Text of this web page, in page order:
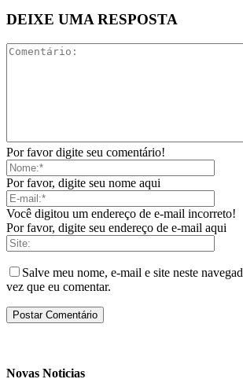
DEIXE UMA RESPOSTA
Por favor digite seu comentário!
Por favor, digite seu nome aqui
Você digitou um endereço de e-mail incorreto!
Por favor, digite seu endereço de e-mail aqui
Salve meu nome, e-mail e site neste
vez que eu comentar.
Novas Noticias